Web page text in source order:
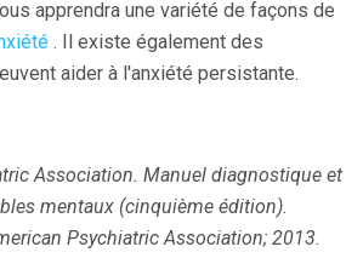
apprendra une variété de façons de
. Il existe également des
aider à l'anxiété persistante.
Association. Manuel diagnostique et
mentaux (cinquième édition).
Psychiatric Association; 2013.